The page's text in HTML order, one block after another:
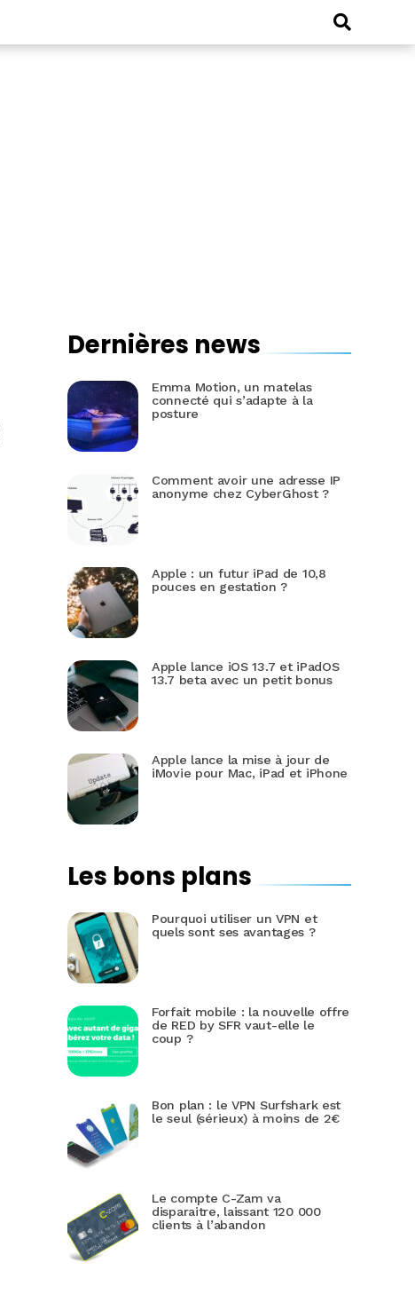
Dernières news
Emma Motion, un matelas
connecté qui s’adapte à la
posture
Comment avoir une adresse IP
anonyme chez CyberGhost ?
Apple : un futur iPad de 10,8
pouces en gestation ?
Apple lance iOS 13.7 et iPadOS
13.7 beta avec un petit bonus
Apple lance la mise à jour de
iMovie pour Mac, iPad et iPhone
Les bons plans
Pourquoi utiliser un VPN et
quels sont ses avantages ?
Forfait mobile : la nouvelle offre
de RED by SFR vaut-elle le
coup ?
Bon plan : le VPN Surfshark est
le seul (sérieux) à moins de 2€
Le compte C-Zam va
disparaitre, laissant 120 000
clients à l’abandon